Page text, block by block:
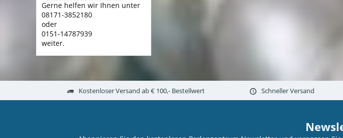
Gerne helfen wir Ihnen unter
08171-3852180
oder
0151-14787939
weiter.
Kostenloser Versand ab € 100,- Bestellwert Schneller Versand